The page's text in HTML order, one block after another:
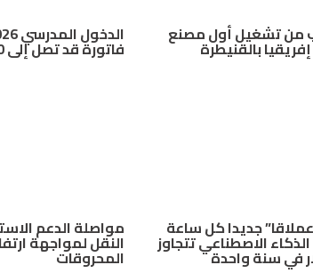
من تشغيل أول مصنع
بالقنيطرة فاتورة قد تصل إلى 4000 درهم
جديدا كل ساعة
الاصطناعي تتجاوز
مواصلة الدعم
النقل لمواجهة
المحروقات